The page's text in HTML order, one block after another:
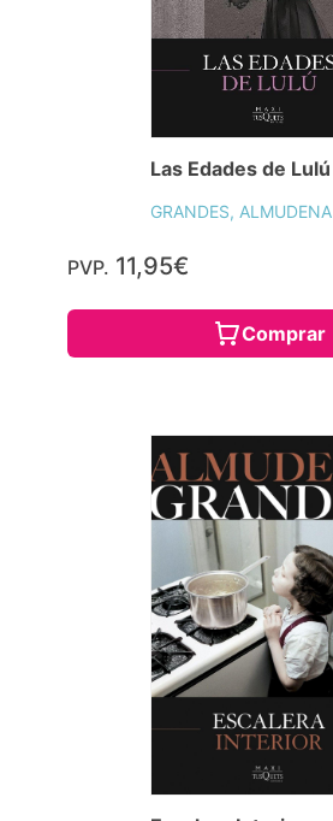
Las Edades de Lulú
GRANDES, ALMUDENA
PVP. 11,95€
Comprar